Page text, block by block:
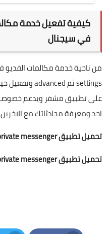
في سيجنال
من ناحية خدمة مكالمات الفديو
على تطبيق مشفر ويدعم
احد ومعرفة محادثاتك مع
تحميل تطبيق signal private messenger
تحميل تطبيق signal private messenger